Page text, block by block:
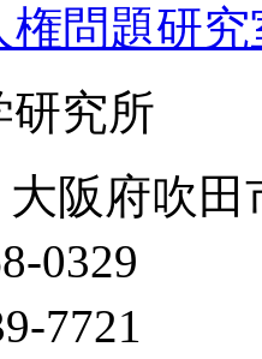
権問題研究
研究所
阪府吹田
0329
7721